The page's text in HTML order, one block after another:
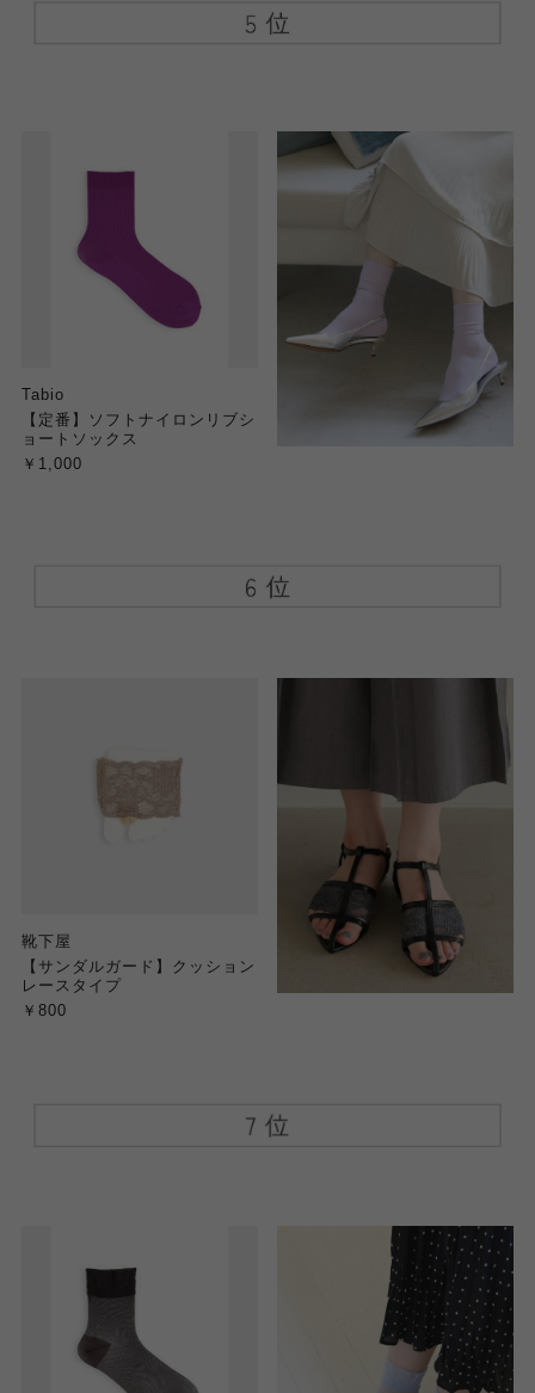
Tabio
【定番】ソフトナイロンリブシ
ョートソックス
￥1,000
靴下屋
【サンダルガード】クッション
レースタイプ
￥800